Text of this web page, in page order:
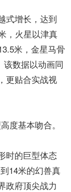
式增长，达到
，火星以津真
米，金星马骨
该数据以动画同
更贴合实战视
度基本吻合。
时的巨型体态
14米的幻兽真
政府顶尖战力